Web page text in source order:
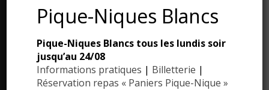
Dossier de presse
Communiqués de presse
Photothèque
Pique-Niques Blancs
Pique-Niques Blancs tous les lundis soir
jusqu’au 24/08
Informations pratiques | Billetterie |
Réservation repas « Paniers Pique-Nique »